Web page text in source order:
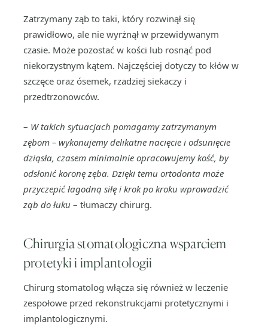
Zatrzymany ząb to taki, który rozwinął się
prawidłowo, ale nie wyrżnął w przewidywanym
czasie. Może pozostać w kości lub rosnąć pod
niekorzystnym kątem. Najczęściej dotyczy to kłów w
szczęce oraz ósemek, rzadziej siekaczy i
przedtrzonowców.
– W takich sytuacjach pomagamy zatrzymanym
zębom – wykonujemy delikatne nacięcie i odsunięcie
dziąsła, czasem minimalnie opracowujemy kość, by
odsłonić koronę zęba. Dzięki temu ortodonta może
przyczepić łagodną siłę i krok po kroku wprowadzić
ząb do łuku – tłumaczy chirurg.
Chirurgia stomatologiczna wsparciem
protetyki i implantologii
Chirurg stomatolog włącza się również w leczenie
zespołowe przed rekonstrukcjami protetycznymi i
implantologicznymi.